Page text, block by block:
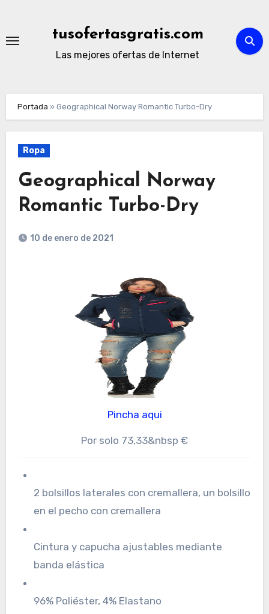
contenido
tusofertasgratis.com
Las mejores ofertas de Internet
Portada »Geographical Norway Romantic Turbo-Dry
Ropa
Geographical Norway
Romantic Turbo-Dry
10 de enero de 2021
Pincha aqui
Por solo 73,33&nbsp €
2 bolsillos laterales con cremallera, un bolsillo
en el pecho con cremallera
Cintura y capucha ajustables mediante
banda elástica
96% Poliéster, 4% Elastano